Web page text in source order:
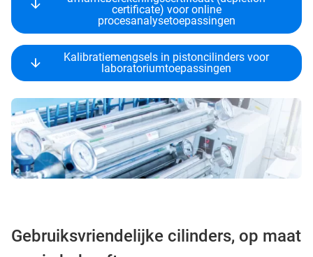
certificate) voor online
procesanalysetoepassingen
Kalibratiemengsels in pistoncilinders voor
laboratoriumtoepassingen
Gebruiksvriendelijke cilinders, op maat